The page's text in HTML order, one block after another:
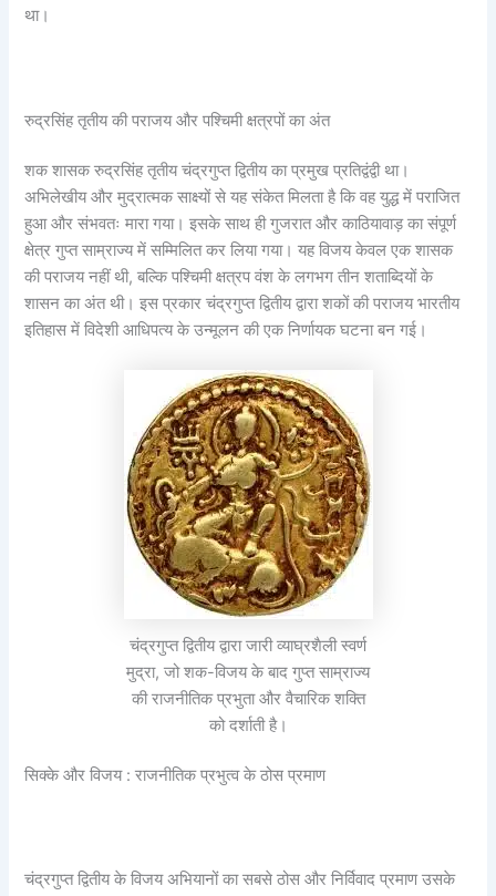
था।
रुद्रसिंह तृतीय की पराजय और पश्चिमी क्षत्रपों का अंत
शक शासक रुद्रसिंह तृतीय चंद्रगुप्त द्वितीय का प्रमुख प्रतिद्वंद्वी था।
अभिलेखीय और मुद्रात्मक साक्ष्यों से यह संकेत मिलता है कि वह युद्ध में पराजित
हुआ और संभवतः मारा गया। इसके साथ ही गुजरात और काठियावाड़ का संपूर्ण
क्षेत्र गुप्त साम्राज्य में सम्मिलित कर लिया गया। यह विजय केवल एक शासक
की पराजय नहीं थी, बल्कि पश्चिमी क्षत्रप वंश के लगभग तीन शताब्दियों के
शासन का अंत थी। इस प्रकार चंद्रगुप्त द्वितीय द्वारा शकों की पराजय भारतीय
इतिहास में विदेशी आधिपत्य के उन्मूलन की एक निर्णायक घटना बन गई।
चंद्रगुप्त द्वितीय द्वारा जारी व्याघ्रशैली स्वर्ण
मुद्रा, जो शक-विजय के बाद गुप्त साम्राज्य
की राजनीतिक प्रभुता और वैचारिक शक्ति
को दर्शाती है।
सिक्के और विजय : राजनीतिक प्रभुत्व के ठोस प्रमाण
चंद्रगुप्त द्वितीय के विजय अभियानों का सबसे ठोस और निर्विवाद प्रमाण उसके